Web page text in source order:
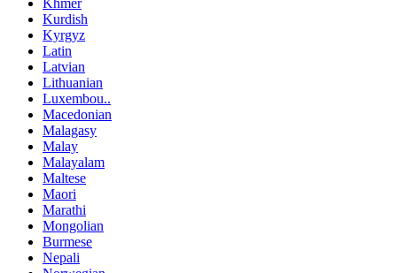
Khmer
Kurdish
Kyrgyz
Latin
Latvian
Lithuanian
Luxembou..
Macedonian
Malagasy
Malay
Malayalam
Maltese
Maori
Marathi
Mongolian
Burmese
Nepali